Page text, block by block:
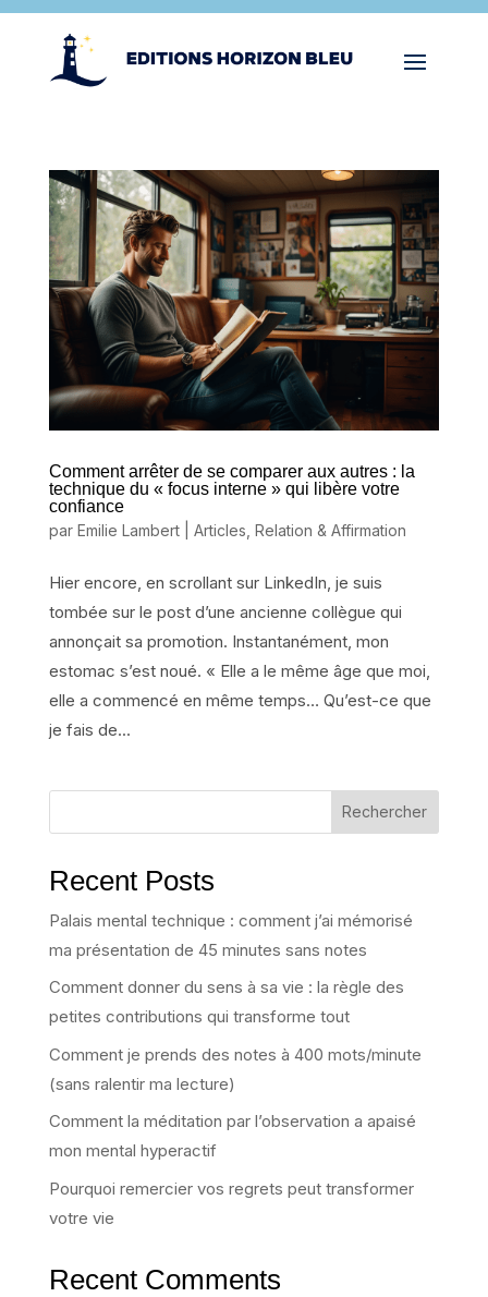
Comment arrêter de se comparer aux autres : la
technique du « focus interne » qui libère votre
confiance
par Emilie Lambert| Articles Relation & Affirmation
Hier encore, en scrollant sur LinkedIn, je suis
tombée sur le post d’une ancienne collègue qui
annonçait sa promotion. Instantanément, mon
estomac s’est noué. « Elle a le même âge que moi,
elle a commencé en même temps… Qu’est-ce que
je fais de...
Rechercher
Recent Posts
Palais mental technique : comment j’ai mémorisé
ma présentation de 45 minutes sans notes
Comment donner du sens à sa vie : la règle des
petites contributions qui transforme tout
Comment je prends des notes à 400 mots/minute
(sans ralentir ma lecture)
Comment la méditation par l’observation a apaisé
mon mental hyperactif
Pourquoi remercier vos regrets peut transformer
votre vie
Recent Comments